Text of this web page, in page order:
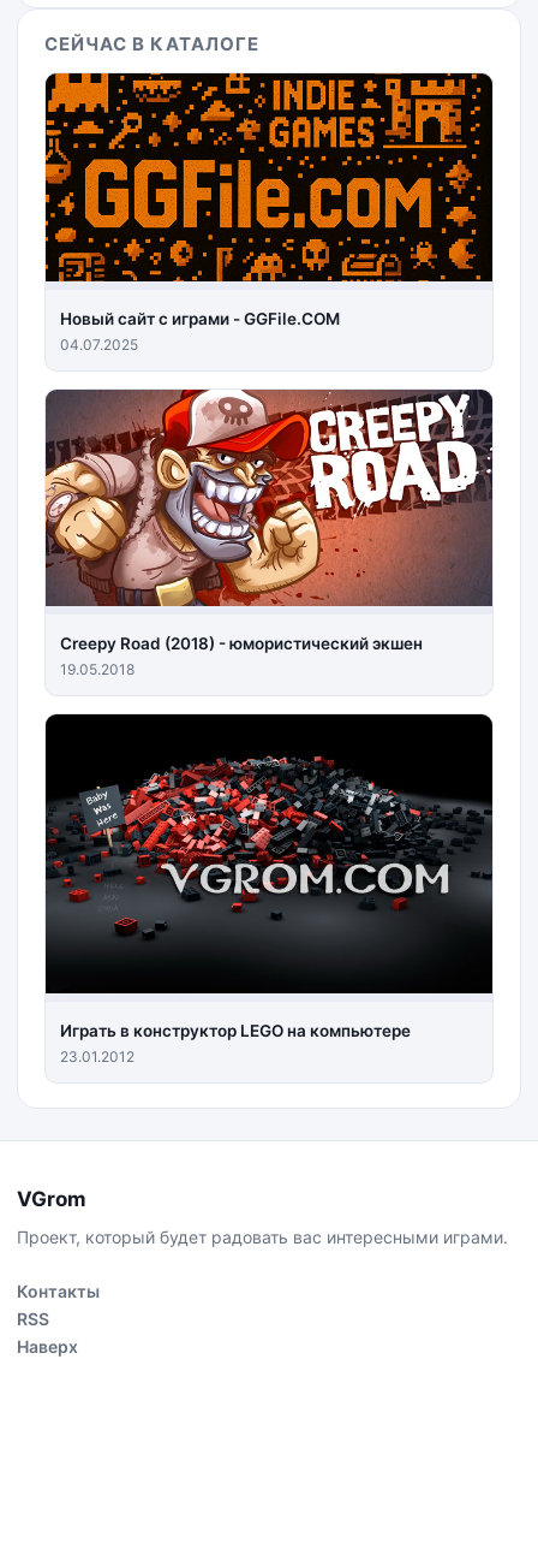
СЕЙЧАС В КАТАЛОГЕ
Новый сайт с играми - GGFile.COM
04.07.2025
Creepy Road (2018) - юмористический экшен
19.05.2018
Играть в конструктор LEGO на компьютере
23.01.2012
VGrom
Проект, который будет радовать вас интересными играми.
Контакты
RSS
Наверх